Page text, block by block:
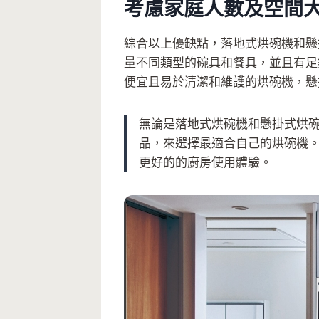
考慮家庭人數及空間
綜合以上優缺點，落地式烘碗機和
量不同類型的碗具和餐具，並且有
便宜且易於清潔和維護的烘碗機，
無論是落地式烘碗機和懸掛式烘
品，來選擇最適合自己的烘碗機
更好的的廚房使用體驗。